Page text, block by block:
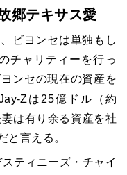
郷テキサス愛
ビヨンセは単独もし
チャリティーを行っ
ンセの現在の資産を
Zは25億ドル（約
は有り余る資産を社
と言える。
ティニーズ・チャイ